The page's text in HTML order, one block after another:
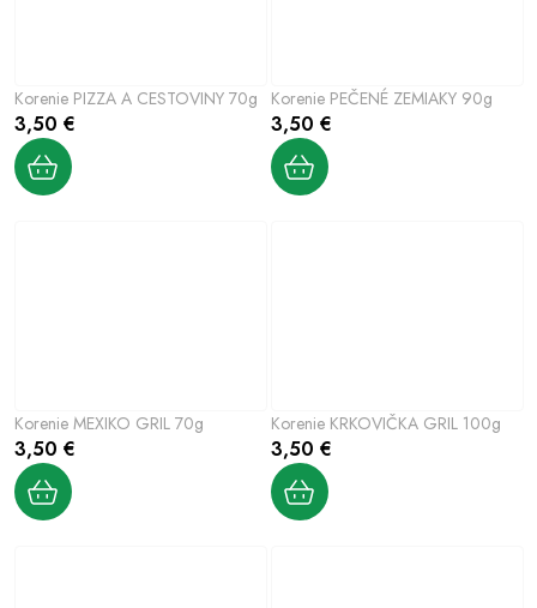
Korenie PIZZA A CESTOVINY 70g
3,50 €
Korenie PEČENÉ ZEMIAKY 90g
3,50 €
Korenie MEXIKO GRIL 70g
3,50 €
Korenie KRKOVIČKA GRIL 100g
3,50 €